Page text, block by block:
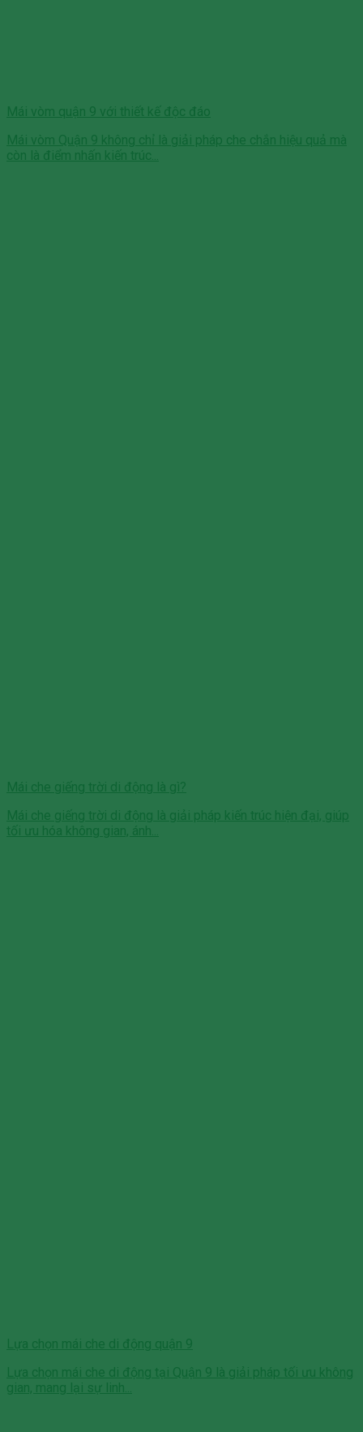
Mái vòm quận 9 với thiết kế độc đáo
Mái vòm Quận 9 không chỉ là giải pháp che chắn hiệu quả mà
còn là điểm nhấn kiến trúc...
Mái che giếng trời di động là gì?
Mái che giếng trời di động là giải pháp kiến trúc hiện đại, giúp
tối ưu hóa không gian, ánh...
Lựa chọn mái che di động quận 9
Lựa chọn mái che di động tại Quận 9 là giải pháp tối ưu không
gian, mang lại sự linh...